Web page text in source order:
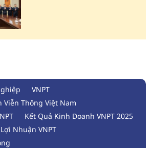
VNPT
Viễn Thông Việt Nam
Kết Quả Kinh Doanh VNPT 2025
Lợi Nhuận VNPT